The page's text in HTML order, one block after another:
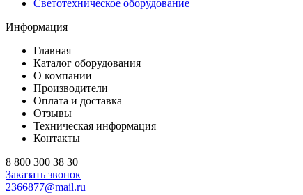
Светотехническое оборудование
Информация
Главная
Каталог оборудования
О компании
Производители
Оплата и доставка
Отзывы
Техническая информация
Контакты
8 800 300 38 30
Заказать звонок
2366877@mail.ru